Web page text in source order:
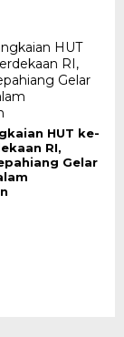
HUT ke-
RI,
Gelar